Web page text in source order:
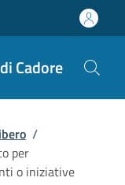
Cadore
/
per
o iniziative